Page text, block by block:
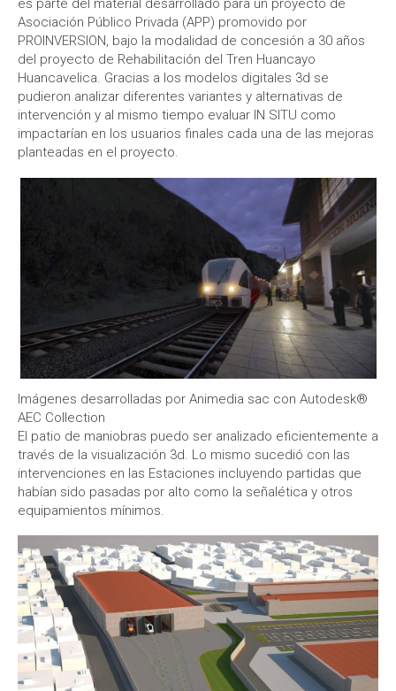
es parte del material desarrollado para un proyecto de
Asociación Público Privada (APP) promovido por
PROINVERSION, bajo la modalidad de concesión a 30 años
del proyecto de Rehabilitación del Tren Huancayo
Huancavelica. Gracias a los modelos digitales 3d se
pudieron analizar diferentes variantes y alternativas de
intervención y al mismo tiempo evaluar IN SITU como
impactarían en los usuarios finales cada una de las mejoras
planteadas en el proyecto.
Imágenes desarrolladas por Animedia sac con Autodesk®
AEC Collection
El patio de maniobras puedo ser analizado eficientemente a
través de la visualización 3d. Lo mismo sucedió con las
intervenciones en las Estaciones incluyendo partidas que
habían sido pasadas por alto como la señalética y otros
equipamientos mínimos.